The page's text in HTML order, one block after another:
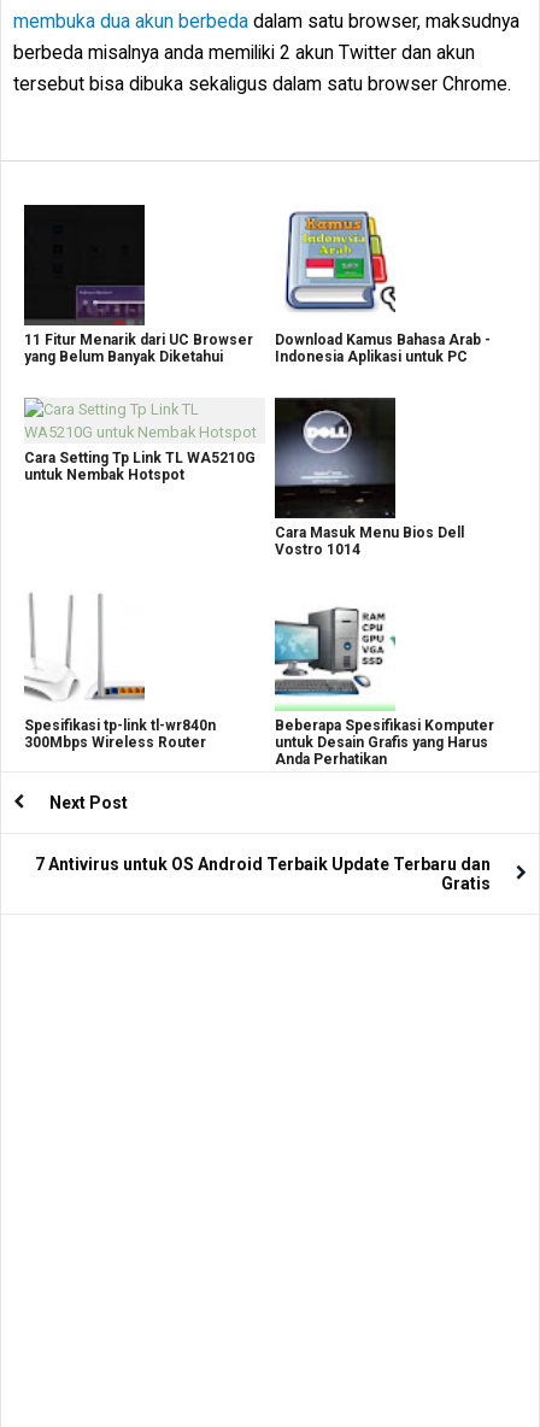
membuka dua akun berbeda dalam satu browser, maksudnya
berbeda misalnya anda memiliki 2 akun Twitter dan akun
tersebut bisa dibuka sekaligus dalam satu browser Chrome.
11 Fitur Menarik dari UC Browser
yang Belum Banyak Diketahui
Download Kamus Bahasa Arab -
Indonesia Aplikasi untuk PC
Cara Setting Tp Link TL WA5210G
untuk Nembak Hotspot
Cara Masuk Menu Bios Dell
Vostro 1014
Spesifikasi tp-link tl-wr840n
300Mbps Wireless Router
Beberapa Spesifikasi Komputer
untuk Desain Grafis yang Harus
Anda Perhatikan
Next Post
7 Antivirus untuk OS Android Terbaik Update Terbaru dan
Gratis